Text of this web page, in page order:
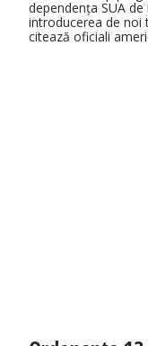
dependența SUA
introducerea de noi
citează oficiali